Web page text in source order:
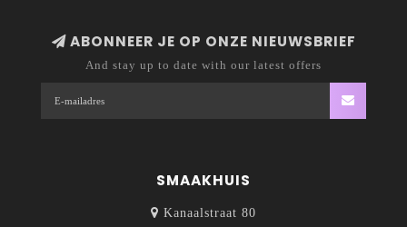
ABONNEER JE OP ONZE NIEUWSBRIEF
And stay up to date with our latest offers
SMAAKHUIS
Kanaalstraat 80